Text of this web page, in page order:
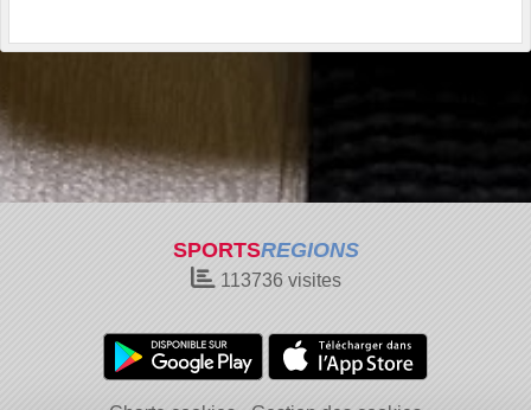
SPORTSREGIONS
113736 visites